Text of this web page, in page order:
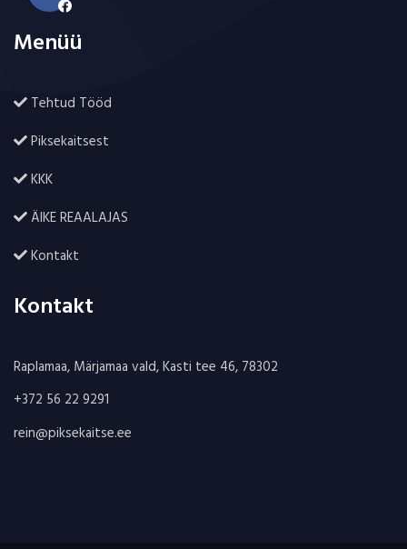
Menüü
Tehtud Tööd
Piksekaitsest
KKK
ÄIKE REAALAJAS
Kontakt
Kontakt
Raplamaa, Märjamaa vald, Kasti tee 46, 78302
+372 56 22 9291
rein@piksekaitse.ee